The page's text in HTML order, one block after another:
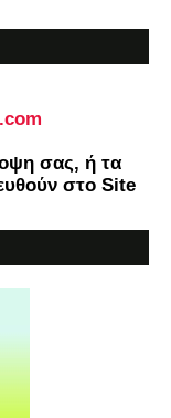
σας, ή τα
στο Site